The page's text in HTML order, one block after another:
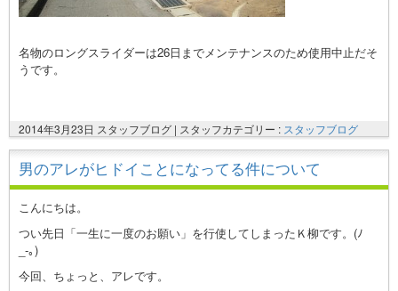
名物のロングスライダーは26日までメンテナンスのため使用中止だそ
うです。
2014年3月23日 スタッフブログ | スタッフカテゴリー : スタッフブログ
男のアレがヒドイことになってる件について
こんにちは。
つい先日「一生に一度のお願い」を行使してしまったＫ柳です。(ﾉ
_-｡)
今回、ちょっと、アレです。